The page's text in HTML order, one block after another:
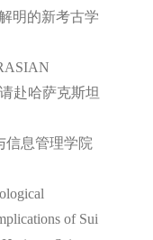
明的新考古学
赴哈萨克斯坦
信息管理学院
of Sui